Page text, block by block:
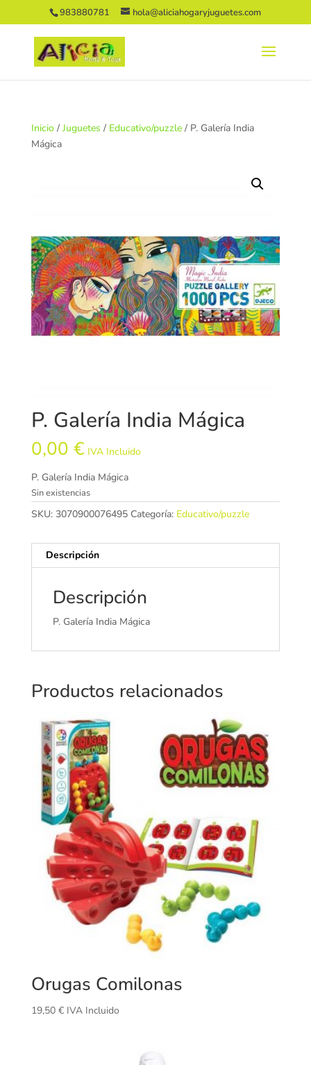
983880781 hola@aliciahogaryjuguetes.com
Inicio/ Juguetes / Educativo/puzzle/ P. Galería India
Mágica
P. Galería India Mágica
0,00 € IVA Incluido
P. Galería India Mágica
Sin existencias
SKU: 3070900076495 Categoría: Educativo/puzzle
Descripción
Descripción
P. Galería India Mágica
Productos relacionados
Orugas Comilonas
19,50 € IVA Incluido